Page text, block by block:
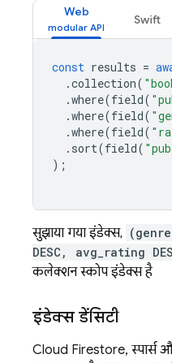
Web
Swift
const results =
.collection(
.where(field(
.where(field(
.where(field(
. sort(field(
);
सुझाया गया इंडेक्स,
DESC, avg_rating
कलेक्शन स्कोप इंडेक्स है
इंडेक्स डेंसिटी
Cloud Firestore, स्पार्स